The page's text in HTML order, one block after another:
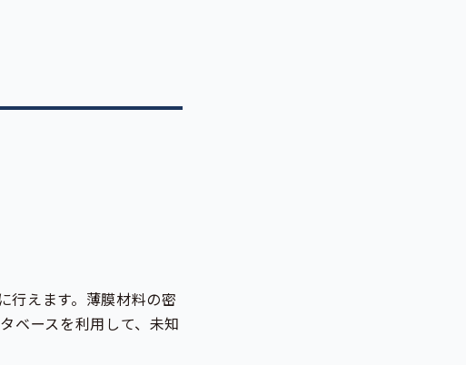
行えます。薄膜材料の密
ベースを利用して、未知